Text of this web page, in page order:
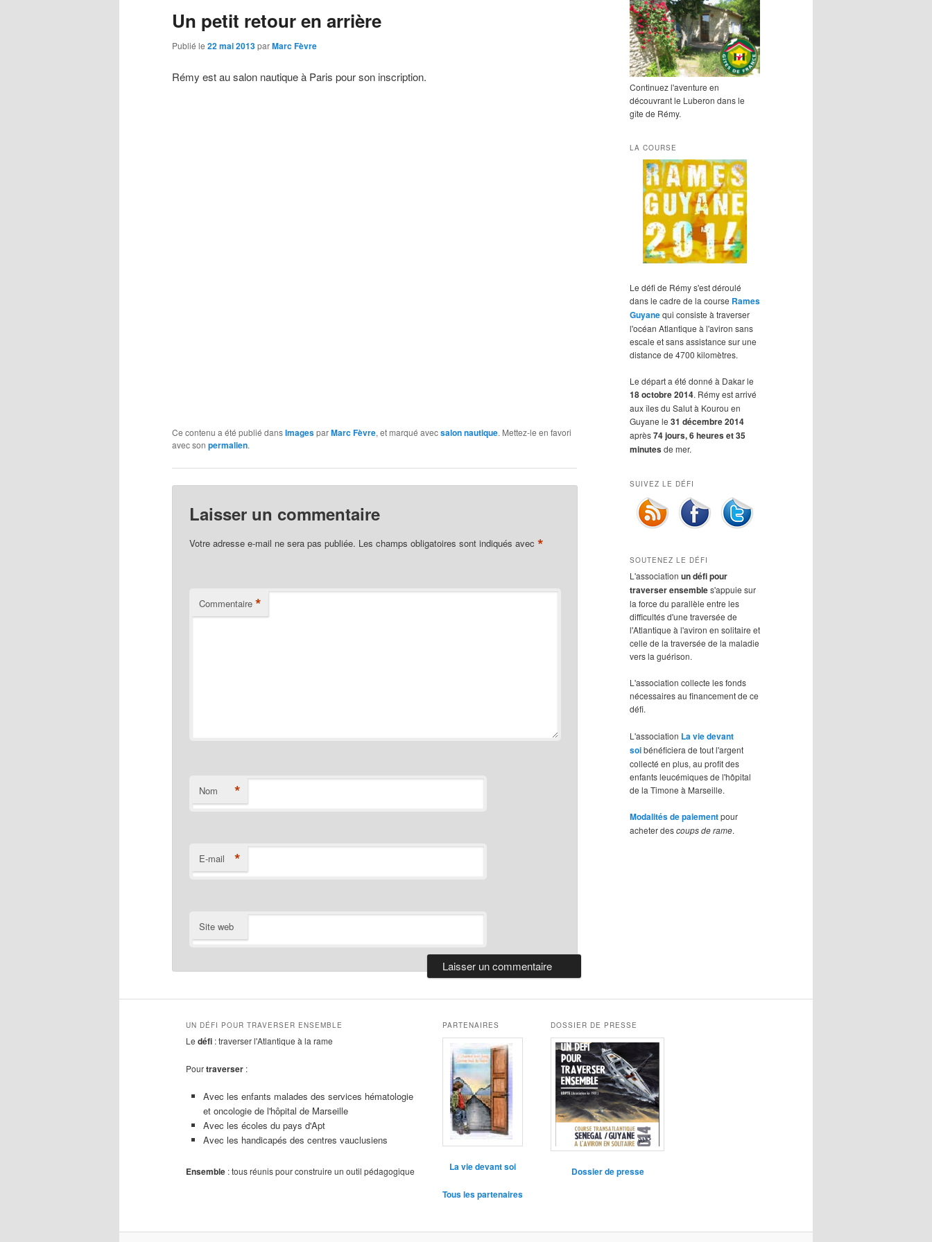
principal
secondaire
Un petit retour en arrière
Publié le 22 mai 2013parMarc Fèvre
Rémy est au salon nautique à Paris pour son inscription.
Ce contenu a été publié dansImagesparMarc Fèvre, et marqué avecsalon nautique. Mettez-le en favori
avec son permalien.
Laisser un commentaire
Votre adresse e-mail ne sera pas publiée. Les champs obligatoires sont indiqués avec*
Commentaire *
Nom *
E-mail *
Site web
Continuez l'aventure en
découvrant le Luberon dans le
gîte de Rémy.
LA COURSE
Le défi de Rémy s'est déroulé
dans le cadre de la course Rames
Guyanequi consiste à traverser
l'océan Atlantique à l'aviron sans
escale et sans assistance sur une
distance de 4700 kilomètres.
Le départ a été donné à Dakar le
18 octobre 2014. Rémy est arrivé
aux îles du Salut à Kourou en
Guyane le 31 décembre 2014
après74 jours, 6 heures et 35
minutesde mer.
SUIVEZ LE DÉFI
SOUTENEZ LE DÉFI
L'association un défi pour
traverser ensembles'appuie sur
la force du parallèle entre les
difficultés d'une traversée de
l'Atlantique à l'aviron en solitaire et
celle de la traversée de la maladie
vers la guérison.
L'association collecte les fonds
nécessaires au financement de ce
défi.
L'association La vie devant
soibénéficiera de tout l'argent
collecté en plus, au profit des
enfants leucémiques de l'hôpital
de la Timone à Marseille.
Modalités de paiementpour
acheter descoups de rame.
UN DÉFI POUR TRAVERSER ENSEMBLE
Le défi : traverser l'Atlantique à la rame
Pourtraverser :
Avec les enfants malades des services hématologie
et oncologie de l'hôpital de Marseille
Avec les écoles du pays d'Apt
Avec les handicapés des centres vauclusiens
Ensemble : tous réunis pour construire un outil pédagogique
PARTENAIRES
La vie devant soi
Tous les partenaires
DOSSIER DE PRESSE
Dossier de presse